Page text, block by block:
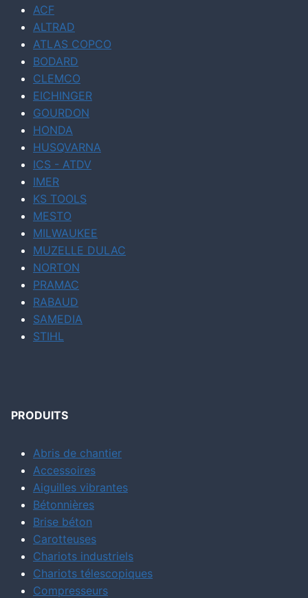
ACF
ALTRAD
ATLAS COPCO
BODARD
CLEMCO
EICHINGER
GOURDON
HONDA
HUSQVARNA
ICS - ATDV
IMER
KS TOOLS
MESTO
MILWAUKEE
MUZELLE DULAC
NORTON
PRAMAC
RABAUD
SAMEDIA
STIHL
PRODUITS
Abris de chantier
Accessoires
Aiguilles vibrantes
Bétonnières
Brise béton
Carotteuses
Chariots industriels
Chariots télescopiques
Compresseurs